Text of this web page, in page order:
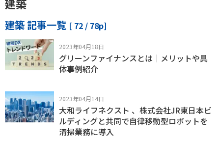
建築
建築 記事一覧 [ 72 / 78p]
2023年04月18日
グリーンファイナンスとは｜メリットや具
体事例紹介
2023年04月14日
大和ライフネクスト 、株式会社JR東日本ビ
ルディングと共同で自律移動型ロボットを
清掃業務に導入